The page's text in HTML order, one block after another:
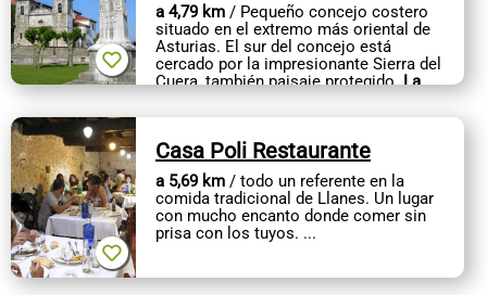
a 4,79 km / Pequeño concejo costero
situado en el extremo más oriental de
Asturias. El sur del concejo está
cercado por la impresionante Sierra del
Cuera, también paisaje protegido.La
Casa Poli Restaurante
a 5,69 km / todo un referente en la
comida tradicional de Llanes. Un lugar
con mucho encanto donde comer sin
prisa con los tuyos. ...